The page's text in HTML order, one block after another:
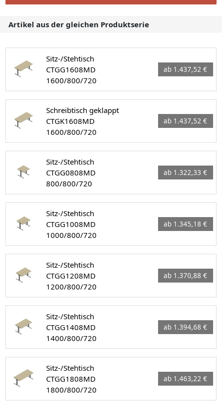
Artikel aus der gleichen Produktserie
Sitz-/Stehtisch
CTGG1608MD
1600/800/720
ab 1.437,52 €
Schreibtisch geklappt
CTGK1608MD
1600/800/720
ab 1.437,52 €
Sitz-/Stehtisch
CTGG0808MD
800/800/720
ab 1.322,33 €
Sitz-/Stehtisch
CTGG1008MD
1000/800/720
ab 1.345,18 €
Sitz-/Stehtisch
CTGG1208MD
1200/800/720
ab 1.370,88 €
Sitz-/Stehtisch
CTGG1408MD
1400/800/720
ab 1.394,68 €
Sitz-/Stehtisch
CTGG1808MD
1800/800/720
ab 1.463,22 €